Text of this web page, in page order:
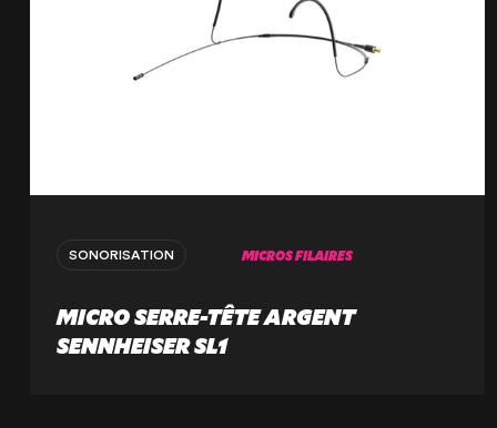
SONORISATION MICROS FILAIRES
MICRO SERRE-TÊTE ARGENT
SENNHEISER SL1